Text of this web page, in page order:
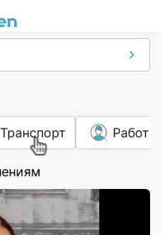
Транспорт Работа